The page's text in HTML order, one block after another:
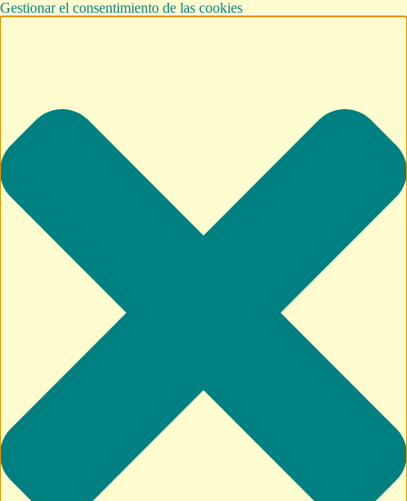
Gestionar el consentimiento de las cookies